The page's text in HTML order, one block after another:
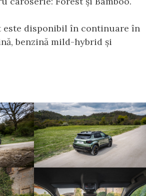
este disponibil în continuare în
benzină mild-hybrid și